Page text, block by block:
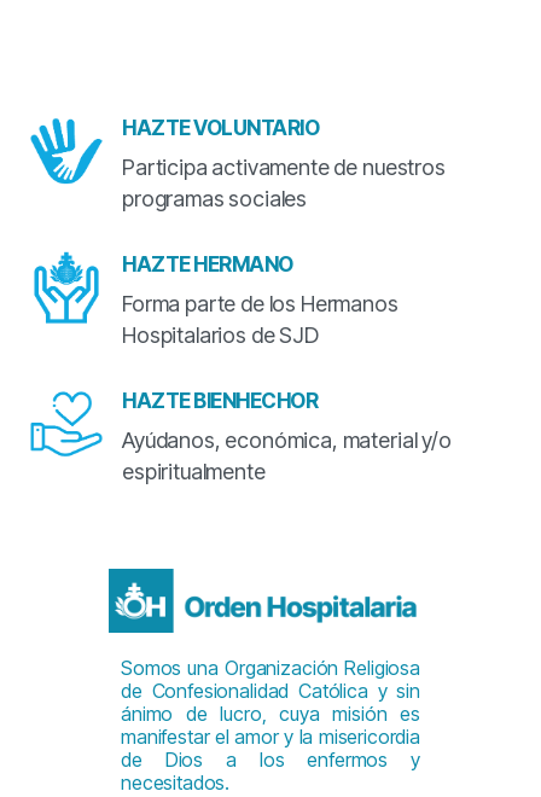
HAZTE VOLUNTARIO
Participa activamente de nuestros
programas sociales
HAZTE HERMANO
Forma parte de los Hermanos
Hospitalarios de SJD
HAZTE BIENHECHOR
Ayúdanos, económica, material y/o
espiritualmente
Somos una Organización Religiosa
de Confesionalidad Católica y sin
ánimo de lucro, cuya misión es
manifestar el amor y la misericordia
de Dios a los enfermos y
necesitados.